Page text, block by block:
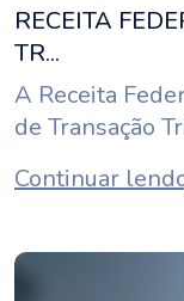
RECEITA
TR...
A Receita
de Transação
Continuar